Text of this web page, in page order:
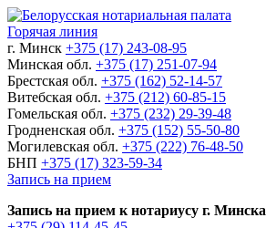
Горячая линия
г. Минск +375 (17) 243-08-95
Минская обл. +375 (17) 251-07-94
Брестская обл. +375 (162) 52-14-57
Витебская обл. +375 (212) 60-85-15
Гомельская обл. +375 (232) 29-39-48
Гродненская обл. +375 (152) 55-50-80
Могилевская обл. +375 (222) 76-48-50
БНП +375 (17) 323-59-34
Запись на прием
Запись на прием к нотариусу г. Минска